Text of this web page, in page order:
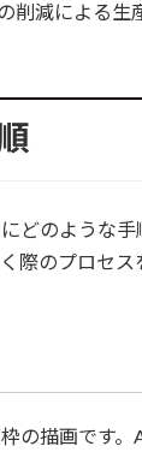
減による生
どのような
際のプロセス
の描画です